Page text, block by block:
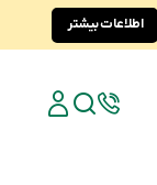
اطلاعات بیشتر